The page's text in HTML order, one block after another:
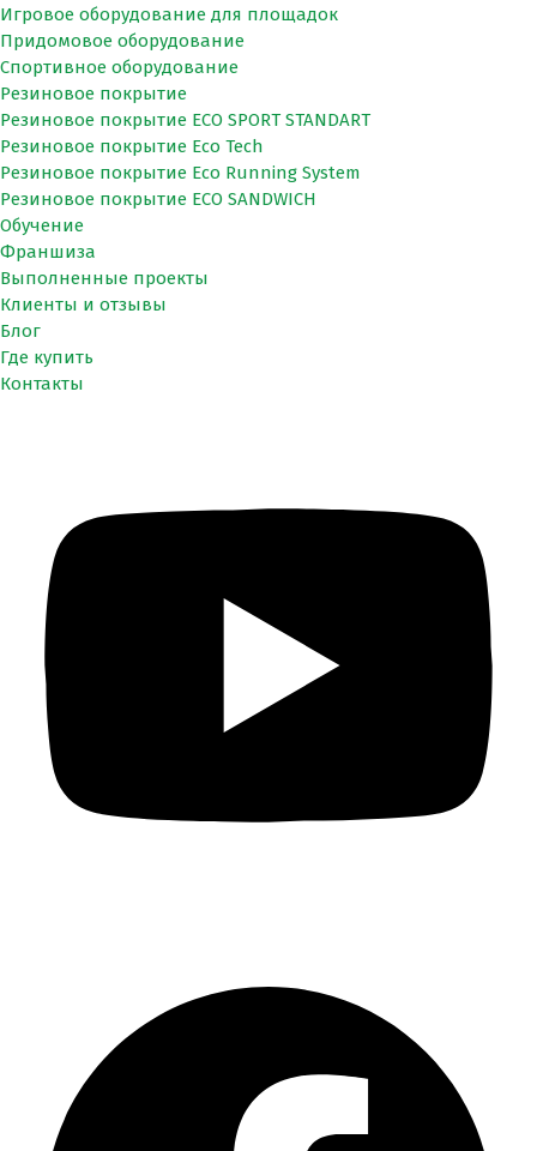
Игровое оборудование для площадок
Придомовое оборудование
Спортивное оборудование
Резиновое покрытие
Резиновое покрытие ECO SPORT STANDART
Резиновое покрытие Eco Tech
Резиновое покрытие Eco Running System
Резиновое покрытие ECO SANDWICH
Обучение
Франшиза
Выполненные проекты
Клиенты и отзывы
Блог
Где купить
Контакты